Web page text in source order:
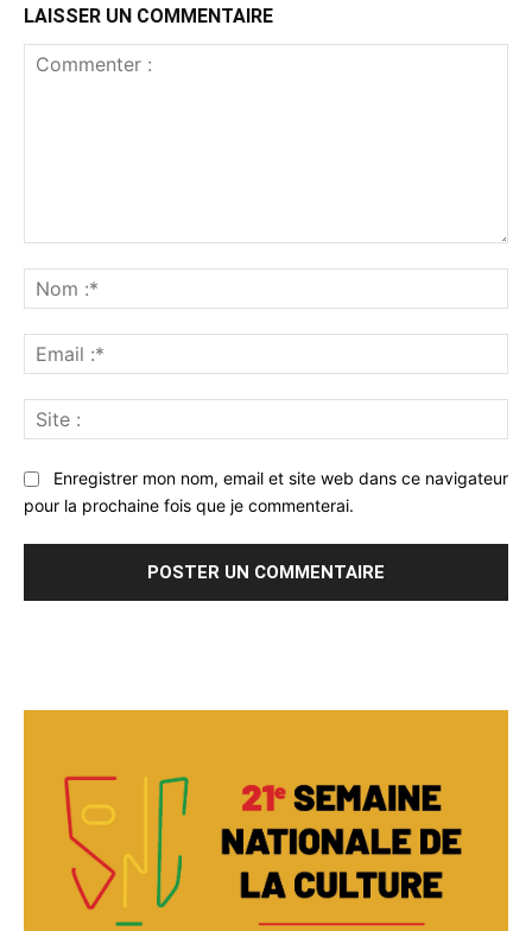
LAISSER UN COMMENTAIRE
:*
:*
:
Enregistrer mon nom, email et site web dans ce navigateur
pour la prochaine fois que je commenterai.